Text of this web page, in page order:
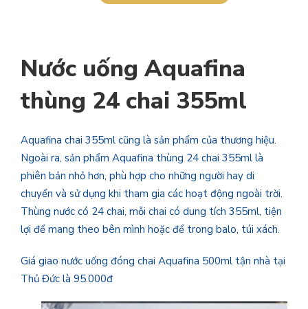
Nước uống Aquafina
thùng 24 chai 355ml
Aquafina chai 355ml cũng là sản phẩm của thương hiệu.
Ngoài ra, sản phẩm Aquafina thùng 24 chai 355ml là
phiên bản nhỏ hơn, phù hợp cho những người hay di
chuyển và sử dụng khi tham gia các hoạt động ngoài trời.
Thùng nước có 24 chai, mỗi chai có dung tích 355ml, tiện
lợi để mang theo bên mình hoặc để trong balo, túi xách.
Giá giao nước uống đóng chai Aquafina 500ml tận nhà tại
Thủ Đức là 95.000đ